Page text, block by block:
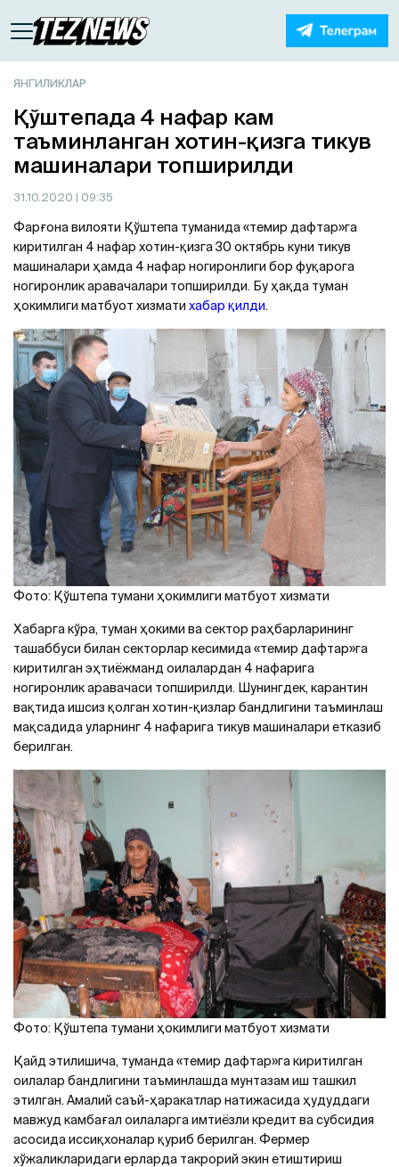
ЯНГИЛИКЛАР
Қўштепада 4 нафар кам
таъминланган хотин-қизга тикув
машиналари топширилди
31.10.2020 | 09:35
Фарғона вилояти Қўштепа туманида «темир дафтар»га
киритилган 4 нафар хотин-қизга 30 октябрь куни тикув
машиналари ҳамда 4 нафар ногиронлиги бор фуқарога
ногиронлик аравачалари топширилди. Бу ҳақда туман
ҳокимлиги матбуот хизмати хабар қилди.
Фото: Қўштепа тумани ҳокимлиги матбуот хизмати
Хабарга кўра, туман ҳокими ва сектор раҳбарларининг
ташаббуси билан секторлар кесимида «темир дафтар»га
киритилган эҳтиёжманд оилалардан 4 нафарига
ногиронлик аравачаси топширилди. Шунингдек, карантин
вақтида ишсиз қолган хотин-қизлар бандлигини таъминлаш
мақсадида уларнинг 4 нафарига тикув машиналари етказиб
берилган.
Фото: Қўштепа тумани ҳокимлиги матбуот хизмати
Қайд этилишича, туманда «темир дафтар»га киритилган
оилалар бандлигини таъминлашда мунтазам иш ташкил
этилган. Aмалий саъй-ҳаракатлар натижасида ҳудуддаги
мавжуд камбағал оилаларга имтиёзли кредит ва субсидия
асосида иссиқхоналар қуриб берилган. Фермер
хўжаликларидаги ерларда такрорий экин етиштириш